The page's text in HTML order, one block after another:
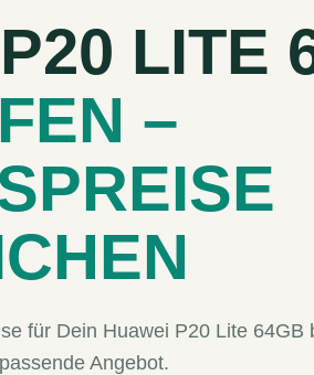
LITE
–
für Dein Huawei P20 Lite 64GB
Angebot.